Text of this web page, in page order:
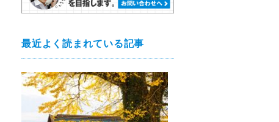
最近よく読まれている記事